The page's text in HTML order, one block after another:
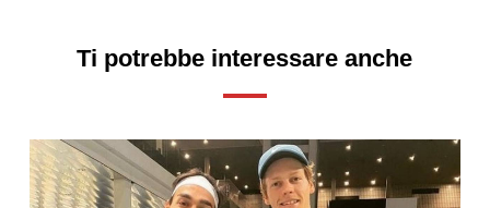
Ti potrebbe interessare anche